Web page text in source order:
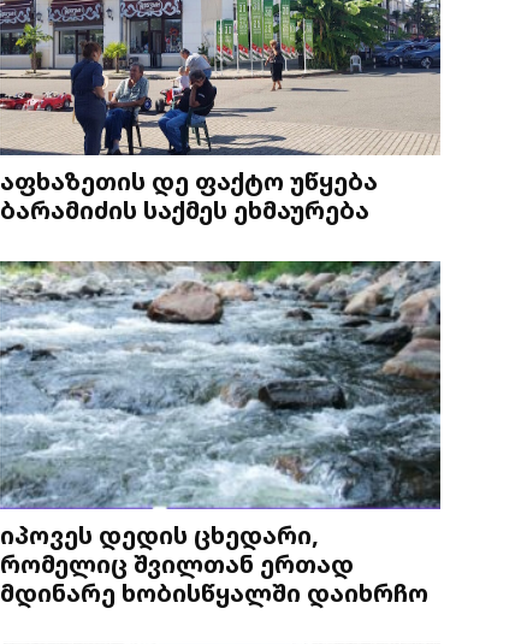
აფხაზეთის დე ფაქტო უწყება
ბარამიძის საქმეს ეხმაურება
იპოვეს დედის ცხედარი,
რომელიც შვილთან ერთად
მდინარე ხობისწყალში დაიხრჩო